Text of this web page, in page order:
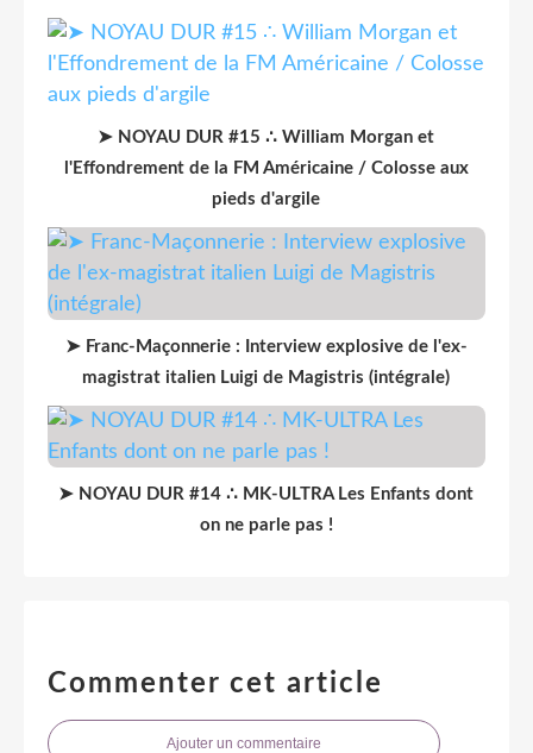
➤ NOYAU DUR #15 ∴ William Morgan et
l'Effondrement de la FM Américaine / Colosse aux
pieds d'argile
➤ Franc-Maçonnerie : Interview explosive de l'ex-
magistrat italien Luigi de Magistris (intégrale)
➤ NOYAU DUR #14 ∴ MK-ULTRA Les Enfants dont
on ne parle pas !
Commenter cet article
Ajouter un commentaire